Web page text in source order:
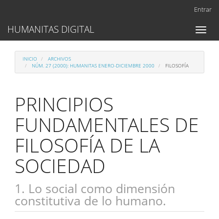
Contenido
principal
lateral
Entrar
Toggle
HUMANITAS DIGITAL
INICIO
ARCHIVOS
NÚM. 27 (2000): HUMANITAS ENERO-DICIEMBRE 2000
FILOSOFÍA
PRINCIPIOS
FUNDAMENTALES DE
FILOSOFÍA DE LA
SOCIEDAD
1. Lo social como dimensión
constitutiva de lo humano.